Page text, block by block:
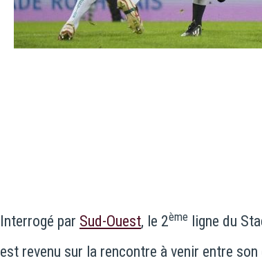
Interrogé par Sud-Ouest, le 2ème ligne du
est revenu sur la rencontre à venir entre son